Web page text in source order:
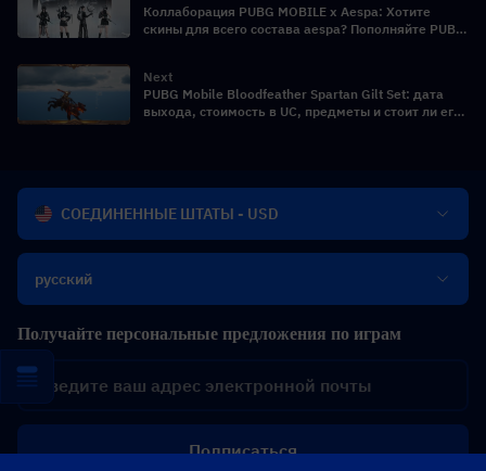
Коллаборация PUBG MOBILE x Aespa: Хотите
скины для всего состава aespa? Пополняйте PUBG
Next
PUBG Mobile Bloodfeather Spartan Gilt Set: дата
выхода, стоимость в UC, предметы и стоит ли его
СОЕДИНЕННЫЕ ШТАТЫ - USD
русский
Получайте персональные предложения по играм
Подписаться